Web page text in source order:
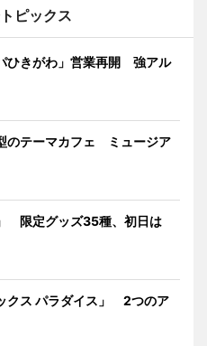
ピックス
ひきがわ」営業再開 強アル
のテーマカフェ ミュージア
限定グッズ35種、初日は
クス パラダイス」 2つのア